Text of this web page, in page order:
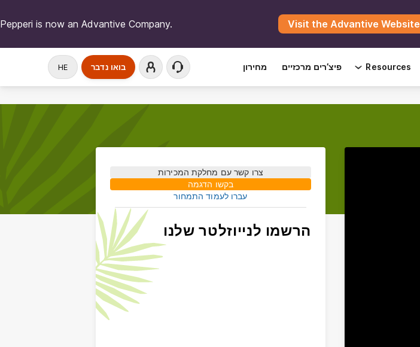
Pepperi is now an Advantive Company. Visit the Advantive Website
Resources פיצ’רים מרכזיים מחירון בואו נדבר HE
צרו קשר עם מחלקת המכירות
בקשו הדגמה
עברו לעמוד התמחור
הרשמו לנייוזלטר שלנו